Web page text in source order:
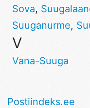
Sova,
Suuganurme,
V
Vana-Suuga
Postiindeks.ee